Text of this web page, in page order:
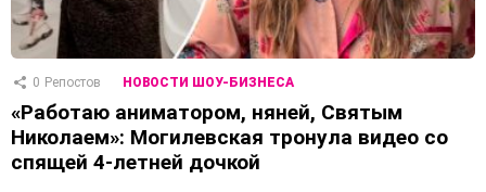
0 Репостов НОВОСТИ ШОУ-БИЗНЕСА
«Работаю аниматором, няней, Святым
Николаем»: Могилевская тронула видео со
спящей 4-летней дочкой